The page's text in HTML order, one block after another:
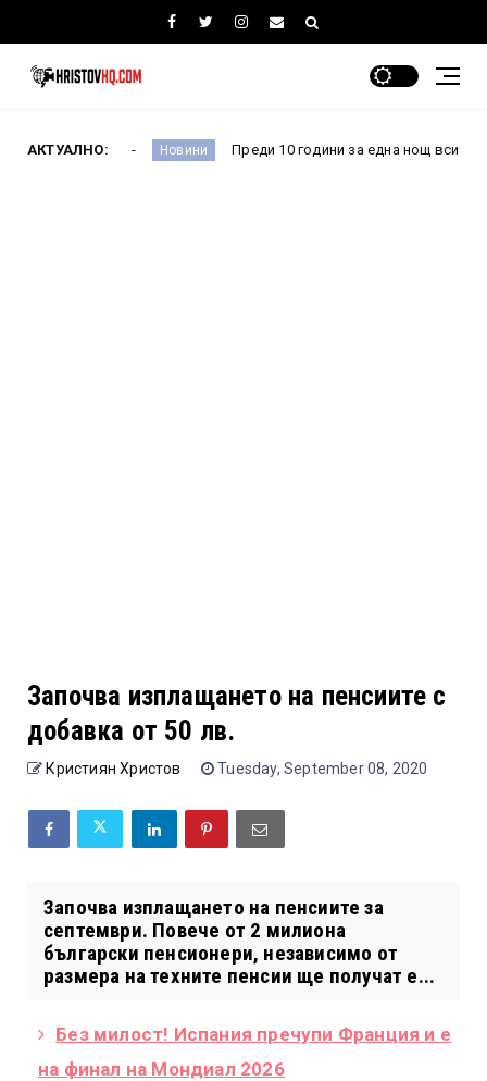
АКТУАЛНО:Новини Преди 10 години за една нощ всичко се
Започва изплащането на пенсиите с
добавка от 50 лв.
Кристиян Христов Tuesday, September 08, 2020
Започва изплащането на пенсиите за
септември. Повече от 2 милиона
български пенсионери, независимо от
размера на техните пенсии ще получат е...
Без милост! Испания пречупи Франция и е
на финал на Мондиал 2026